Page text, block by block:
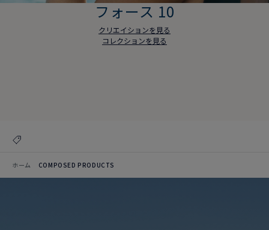
フォース 10
クリエイションを見る
コレクションを見る
ホーム COMPOSED PRODUCTS